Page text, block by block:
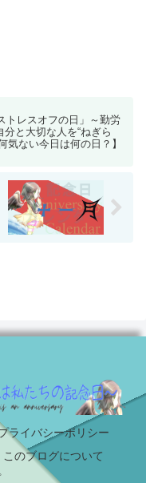
トレスオフの日」～勤労
と大切な人を“ねぎら
気ない今日は何の日？】
ライバシーポリシー
このブログについて